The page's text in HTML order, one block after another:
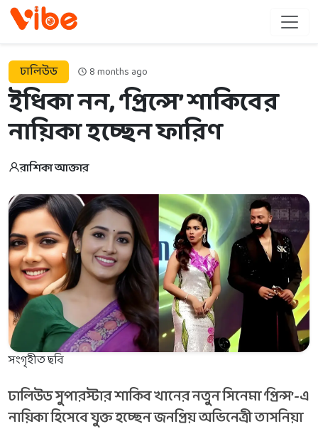
ঢালিউড 8 months ago
ইধিকা নন, ‘প্রিন্সে’ শাকিবের
নায়িকা হচ্ছেন ফারিণ
রাশিকা আক্তার
সংগৃহীত ছবি
ঢালিউড সুপারস্টার শাকিব খানের নতুন সিনেমা ‘প্রিন্স’-এ
নায়িকা হিসেবে যুক্ত হচ্ছেন জনপ্রিয় অভিনেত্রী তাসনিয়া